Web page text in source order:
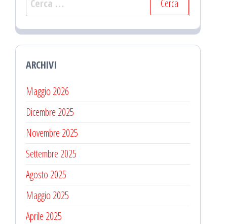
per:
ARCHIVI
Maggio 2026
Dicembre 2025
Novembre 2025
Settembre 2025
Agosto 2025
Maggio 2025
Aprile 2025